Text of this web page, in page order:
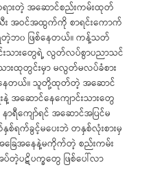
ရားတဲ့ အဆောင်စည်းကမ်းထုတ်
အဝင်အထွက်ကို စာရင်းကောက်
ရတဲ့ဘ၀ ဖြစ်နေတယ်။ ကန့်သတ်
းသားတွေရဲ့ လွတ်လပ်စွာပညာသင်
သားထုတွင်းမှာ မလွတ်မလပ်ခံစား
ေတယ်။ သူတို့ထုတ်တဲ့ အဆောင်
အဆောင်နေကျောင်းသားတွေ
ရီကျော်ရင် အဆောင်အပြင်မ
က်ခွင့်မပေးဘဲ တနှစ်လုံးစားမှ
ခြေအနေနဲ့မကိုက်တဲ့ စည်းကမ်း
ဋိပက္ခတွေ ဖြစ်ပေါ်လာ